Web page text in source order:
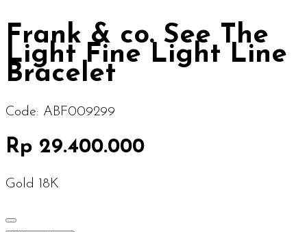
Frank & co. See The
Light Fine Light Line
Bracelet
Code: ABF009299
Rp 29.400.000
Gold 18K